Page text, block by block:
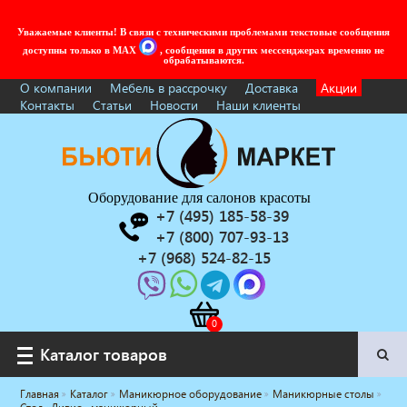
Уважаемые клиенты! В связи с техническими проблемами текстовые сообщения
доступны только в MAX
, сообщения в других мессенджерах временно не
обрабатываются.
О компании Мебель в рассрочку Доставка
Акции
Контакты
Статьи Новости Наши клиенты
Оборудование для салонов красоты
+7 (495) 185-58-39
+7 (800) 707-93-13
+7 (968) 524-82-15
Каталог товаров
Каталог товаров
Главная Каталог Маникюрное оборудование
Маникюрные столы